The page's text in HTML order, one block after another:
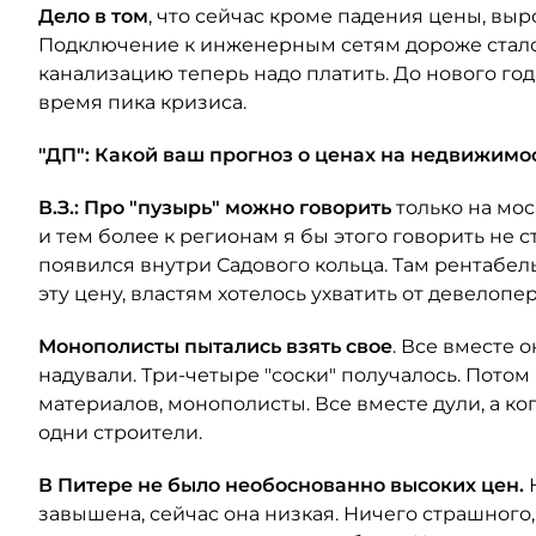
Дело в том, что сейчас кроме падения цены,
Подключение к инженерным сетям дороже
канализацию теперь надо платить. До нового
время пика кризиса.
"ДП": Какой ваш прогноз о ценах на
В.З.: Про "пузырь" можно говорить только на
и тем более к регионам я бы этого говорить не
появился внутри Садового кольца. Там
эту цену, властям хотелось ухватить от
Монополисты пытались взять свое. Все вместе
надували. Три-четыре "соски" получалось.
материалов, монополисты. Все вместе дули, а
одни строители.
В Питере не было необоснованно высоких цен.
завышена, сейчас она низкая. Ничего